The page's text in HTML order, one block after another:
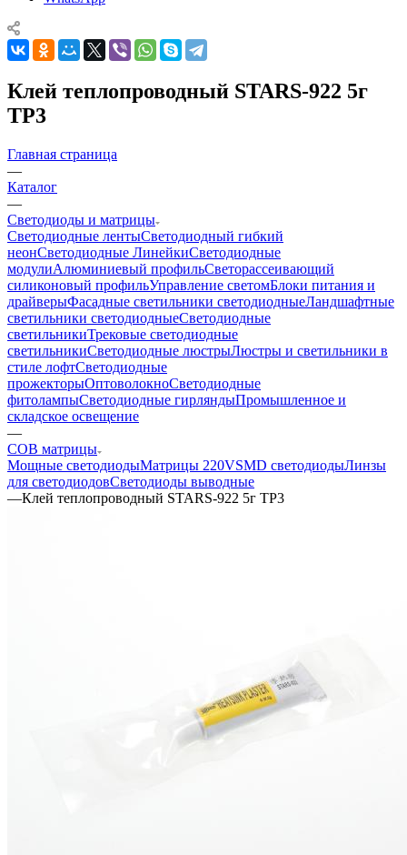
Клей теплопроводный STARS-922 5г
TP3
Главная страница
—
Каталог
—
Светодиоды и матрицы
Светодиодные лентыСветодиодный гибкий
неонСветодиодные ЛинейкиСветодиодные
модулиАлюминиевый профильСветорассеивающий
силиконовый профильУправление светомБлоки питания и
драйверыФасадные светильники светодиодныеЛандшафтные
светильники светодиодныеСветодиодные
светильникиТрековые светодиодные
светильникиСветодиодные люстрыЛюстры и светильники в
стиле лофтСветодиодные
прожекторыОптоволокноСветодиодные
фитолампыСветодиодные гирляндыПромышленное и
складское освещение
—
COB матрицы
Мощные светодиодыМатрицы 220VSMD светодиодыЛинзы
для светодиодовСветодиоды выводные
—Клей теплопроводный STARS-922 5г TP3